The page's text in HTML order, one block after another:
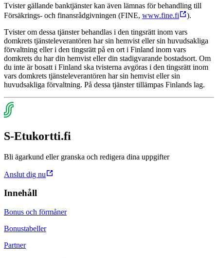
Tvister gällande banktjänster kan även lämnas för behandling till
Försäkrings- och finansrådgivningen (FINE, www.fine.fi
).
Tvister om dessa tjänster behandlas i den tingsrätt inom vars
domkrets tjänsteleverantören har sin hemvist eller sin huvudsakliga
förvaltning eller i den tingsrätt på en ort i Finland inom vars
domkrets du har din hemvist eller din stadigvarande bostadsort. Om
du inte är bosatt i Finland ska tvisterna avgöras i den tingsrätt inom
vars domkrets tjänsteleverantören har sin hemvist eller sin
huvudsakliga förvaltning. På dessa tjänster tillämpas Finlands lag.
S-Etukortti.fi
Bli ägarkund eller granska och redigera dina uppgifter
Anslut dig nu
Innehåll
Bonus och förmåner
Bonustabeller
Partner